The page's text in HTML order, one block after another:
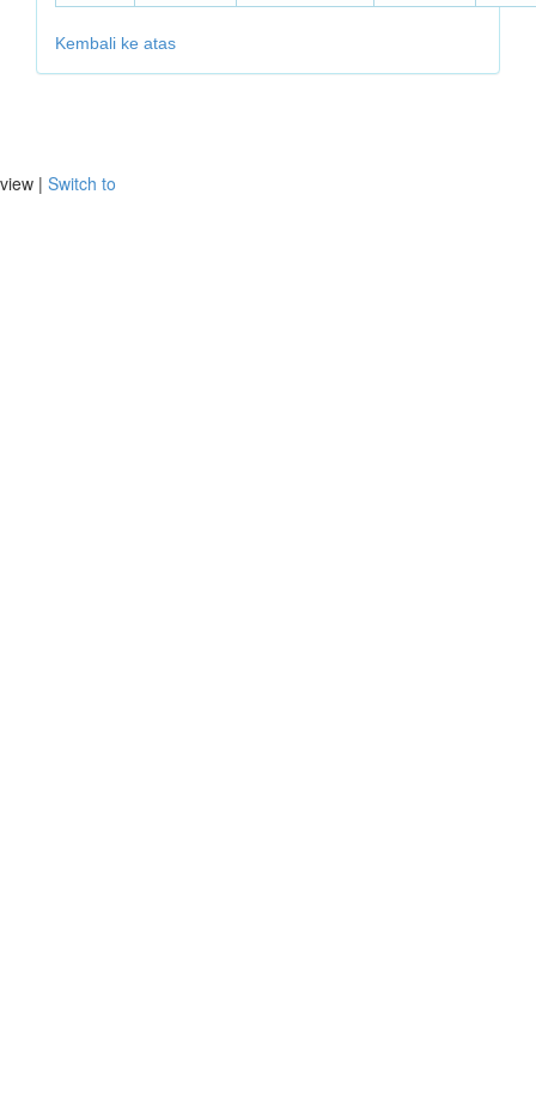
Kembali ke atas
view | Switch to